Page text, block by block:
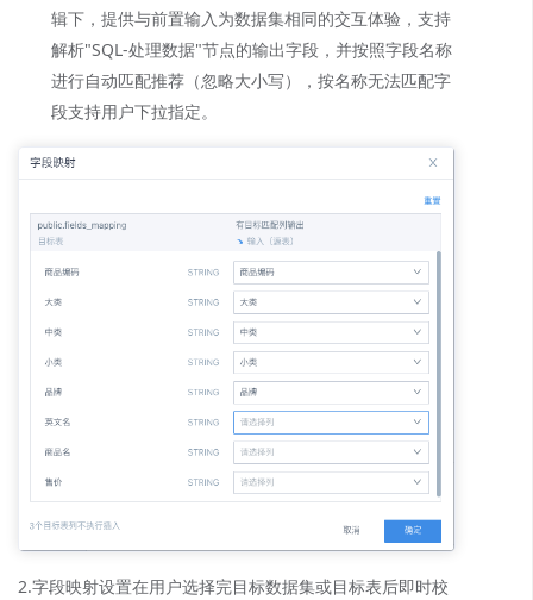
辑下，提供与前置输入为数据集相同的交互体验，支持
解析"SQL-处理数据"节点的输出字段，并按照字段名称
进行自动匹配推荐（忽略大小写），按名称无法匹配字
段支持用户下拉指定。
2.字段映射设置在用户选择完目标数据集或目标表后即时校